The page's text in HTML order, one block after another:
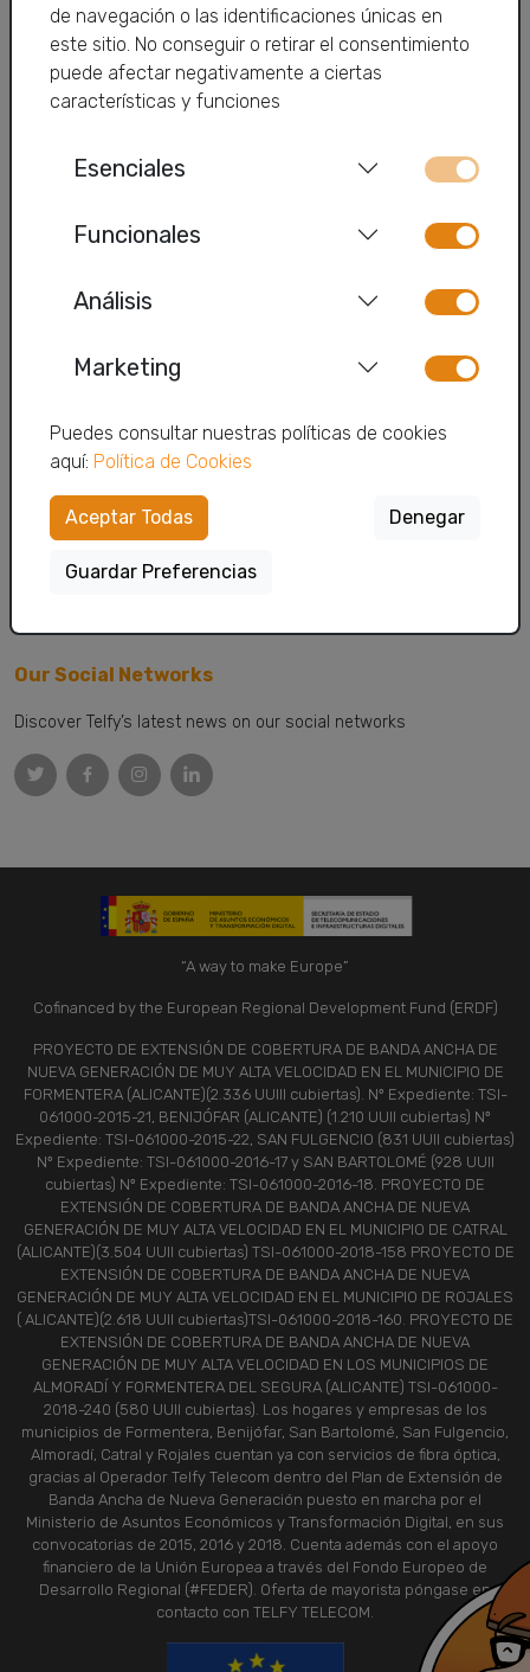
de navegación o las identificaciones únicas en
este sitio. No conseguir o retirar el consentimiento
puede afectar negativamente a ciertas
características y funciones
Esenciales
Funcionales
Análisis
Marketing
Puedes consultar nuestras políticas de cookies
aquí: Política de Cookies
Aceptar Todas Denegar
Guardar Preferencias
Phone:966 19 09 04
Email:info@telfy.com
Zapi
Alarms
Contact
Client Area
Why We Are Different
Work with us
Legal Notice
Our Social Networks
Discover Telfy’s latest news on our social networks
“A way to make Europe”
Cofinanced by the European Regional Development Fund (ERDF)
PROYECTO DE EXTENSIÓN DE COBERTURA DE BANDA ANCHA DE
NUEVA GENERACIÓN DE MUY ALTA VELOCIDAD EN EL MUNICIPIO DE
FORMENTERA (ALICANTE)(2.336 UUIII cubiertas). Nº Expediente: TSI-
061000-2015-21, BENIJÓFAR (ALICANTE) (1.210 UUII cubiertas) Nº
Expediente: TSI-061000-2015-22, SAN FULGENCIO (831 UUII cubiertas)
Nº Expediente: TSI-061000-2016-17 y SAN BARTOLOMÉ (928 UUII
cubiertas) Nº Expediente: TSI-061000-2016-18. PROYECTO DE
EXTENSIÓN DE COBERTURA DE BANDA ANCHA DE NUEVA
GENERACIÓN DE MUY ALTA VELOCIDAD EN EL MUNICIPIO DE CATRAL
(ALICANTE)(3.504 UUII cubiertas) TSI-061000-2018-158 PROYECTO DE
EXTENSIÓN DE COBERTURA DE BANDA ANCHA DE NUEVA
GENERACIÓN DE MUY ALTA VELOCIDAD EN EL MUNICIPIO DE ROJALES
( ALICANTE)(2.618 UUII cubiertas)TSI-061000-2018-160. PROYECTO DE
EXTENSIÓN DE COBERTURA DE BANDA ANCHA DE NUEVA
GENERACIÓN DE MUY ALTA VELOCIDAD EN LOS MUNICIPIOS DE
ALMORADÍ Y FORMENTERA DEL SEGURA (ALICANTE) TSI-061000-
2018-240 (580 UUII cubiertas). Los hogares y empresas de los
municipios de Formentera, Benijófar, San Bartolomé, San Fulgencio,
Almoradí, Catral y Rojales cuentan ya con servicios de fibra óptica,
gracias al Operador Telfy Telecom dentro del Plan de Extensión de
Banda Ancha de Nueva Generación puesto en marcha por el
Ministerio de Asuntos Económicos y Transformación Digital, en sus
convocatorias de 2015, 2016 y 2018. Cuenta además con el apoyo
financiero de la Unión Europea a través del Fondo Europeo de
Desarrollo Regional (#FEDER). Oferta de mayorista póngase en
contacto con TELFY TELECOM.